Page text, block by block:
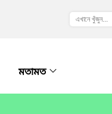
মতামত